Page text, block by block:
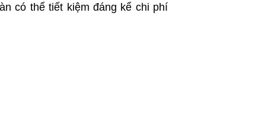
có thể tiết kiệm đáng kể chi phí